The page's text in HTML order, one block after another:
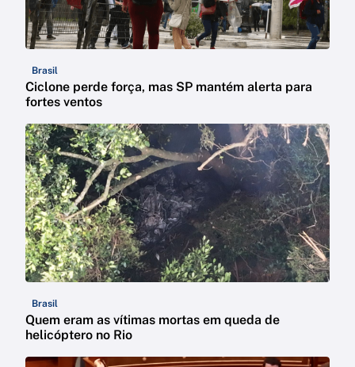
Brasil
Ciclone perde força, mas SP mantém alerta para
fortes ventos
Brasil
Quem eram as vítimas mortas em queda de
helicóptero no Rio